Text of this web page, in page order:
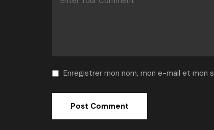
Enregistrer mon nom, mon e-mail et mon